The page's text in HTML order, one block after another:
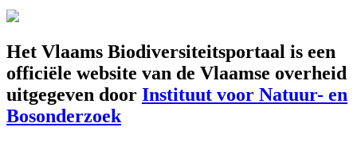
Het Vlaams Biodiversiteitsportaal is een
officiële website van de Vlaamse overheid
uitgegeven door Instituut voor Natuur- en
Bosonderzoek